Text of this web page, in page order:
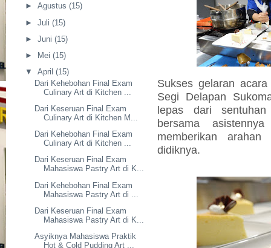
► Agustus (15)
► Juli (15)
► Juni (15)
►
Mei (15)
▼ April (15)
Dari Kehebohan Final Exam
Culinary Art di Kitchen ...
Dari Keseruan Final Exam
Culinary Art di Kitchen M...
Dari Kehebohan Final Exam
Culinary Art di Kitchen ...
Dari Keseruan Final Exam
Mahasiswa Pastry Art di K...
Dari Kehebohan Final Exam
Mahasiswa Pastry Art di ...
Dari Keseruan Final Exam
Mahasiswa Pastry Art di K...
Asyiknya Mahasiswa Praktik
Hot & Cold Pudding Art ...
Sukses gelaran
Segi Delapan
lepas dari
bersama
memberikan
didiknya.